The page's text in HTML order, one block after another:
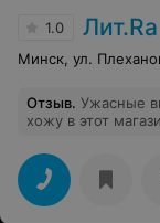
магазин! Пришло
конфетку!
1.0 Лит.Rа
Минск, ул.
Отзыв. Ужасные
хожу в этот
кадров за то
98%. Зачем
забродившую